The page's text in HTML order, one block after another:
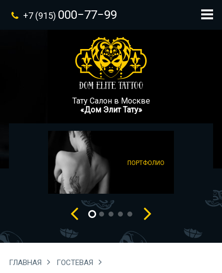
+7 (915) 000−77−99
Тату Салон в Москве
«Дом Элит Тату»
ПОРТФОЛИО
ГЛАВНАЯ ГОСТЕВАЯ